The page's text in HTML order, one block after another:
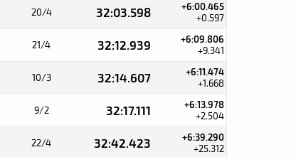
20/4 32:03.598 +6:00.465
+0.597
21/4 32:12.939 +6:09.806
+9.341
10/3 32:14.607 +6:11.474
+1.668
9/2 32:17.111 +6:13.978
+2.504
22/4 32:42.423 +6:39.290
+25.312